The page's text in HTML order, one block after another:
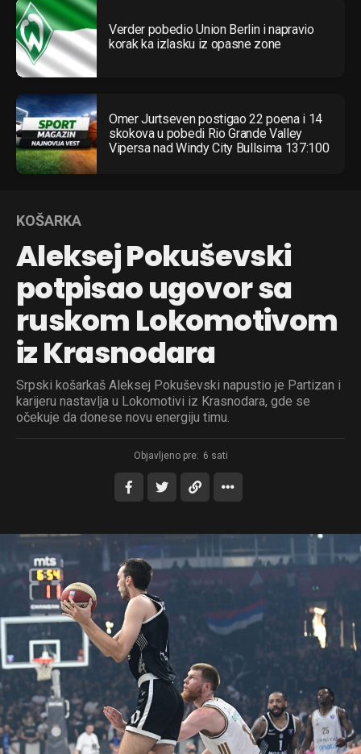
Verder pobedio Union Berlin i napravio
korak ka izlasku iz opasne zone
Omer Jurtseven postigao 22 poena i 14
skokova u pobedi Rio Grande Valley
Vipersa nad Windy City Bullsima 137:100
KOŠARKA
Aleksej Pokuševski
potpisao ugovor sa
ruskom Lokomotivom
iz Krasnodara
Srpski košarkaš Aleksej Pokuševski napustio je Partizan i
karijeru nastavlja u Lokomotivi iz Krasnodara, gde se
očekuje da donese novu energiju timu.
Objavljeno pre: 6 sati